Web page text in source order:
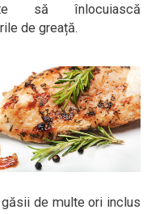
să înlocuiască
de greață.
de multe ori inclus